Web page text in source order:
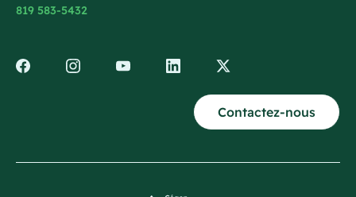
819 583-5432
Contactez-nous